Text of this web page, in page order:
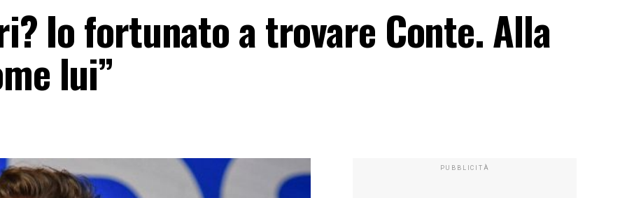
Io fortunato a trovare Conte. Alla
lui”
PUBBLICITÀ